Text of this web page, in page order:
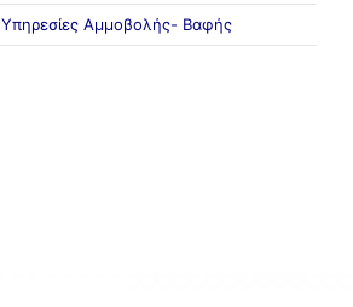
Υπηρεσίες Αμμοβολής- Βαφής